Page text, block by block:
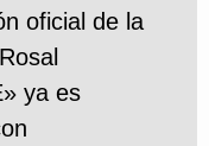
oficial de la
ya es